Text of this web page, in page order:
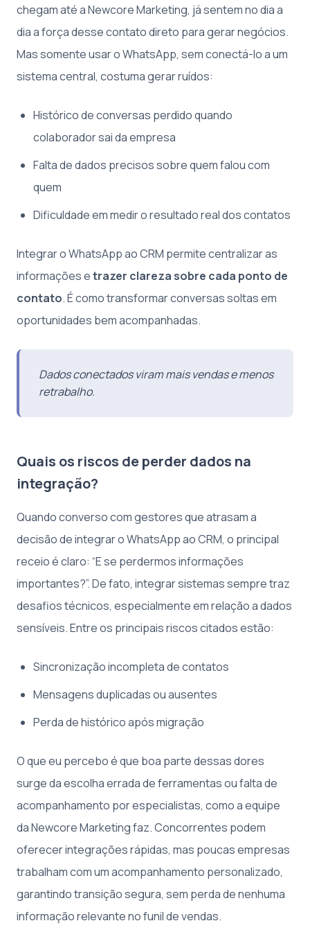
chegam até a Newcore Marketing, já sentem no dia a
dia a força desse contato direto para gerar negócios.
Mas somente usar o WhatsApp, sem conectá-lo a um
sistema central, costuma gerar ruídos:
Histórico de conversas perdido quando
colaborador sai da empresa
Falta de dados precisos sobre quem falou com
quem
Dificuldade em medir o resultado real dos contatos
Integrar o WhatsApp ao CRM permite centralizar as
informações etrazer clareza sobre cada ponto de
contato. É como transformar conversas soltas em
oportunidades bem acompanhadas.
Dados conectados viram mais vendas e menos
retrabalho.
Quais os riscos de perder dados na
integração?
Quando converso com gestores que atrasam a
decisão de integrar o WhatsApp ao CRM, o principal
receio é claro: “E se perdermos informações
importantes?”. De fato, integrar sistemas sempre traz
desafios técnicos, especialmente em relação a dados
sensíveis. Entre os principais riscos citados estão:
Sincronização incompleta de contatos
Mensagens duplicadas ou ausentes
Perda de histórico após migração
O que eu percebo é que boa parte dessas dores
surge da escolha errada de ferramentas ou falta de
acompanhamento por especialistas, como a equipe
da Newcore Marketing faz. Concorrentes podem
oferecer integrações rápidas, mas poucas empresas
trabalham com um acompanhamento personalizado,
garantindo transição segura, sem perda de nenhuma
informação relevante no funil de vendas.